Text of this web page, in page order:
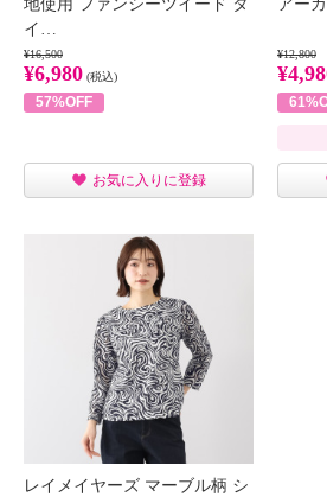
地使用 ファンシーツイード タ
イ…
¥16,500
¥6,980 (税込)
57%OFF
お気に入りに登録
アー
¥12,800
レイメイヤーズ マーブル柄 シ